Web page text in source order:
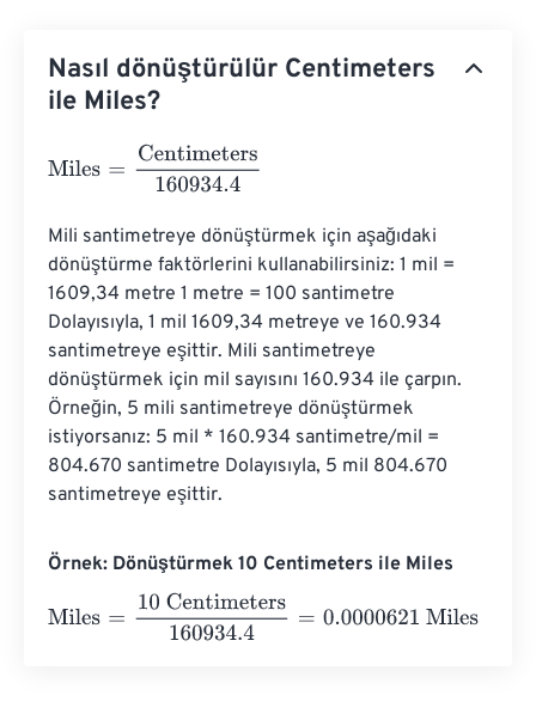
Nasıl dönüştürülür Centimeters
ile Miles?
Miles Centimeters160934.4
Mili santimetreye dönüştürmek için aşağıdaki
dönüştürme faktörlerini kullanabilirsiniz: 1 mil =
1609,34 metre 1 metre = 100 santimetre
Dolayısıyla, 1 mil 1609,34 metreye ve 160.934
santimetreye eşittir. Mili santimetreye
dönüştürmek için mil sayısını 160.934 ile çarpın.
Örneğin, 5 mili santimetreye dönüştürmek
istiyorsanız: 5 mil * 160.934 santimetre/mil =
804.670 santimetre Dolayısıyla, 5 mil 804.670
santimetreye eşittir.
Örnek: Dönüştürmek 10 Centimeters ile Miles
Miles
10 Centimeters160934.4 = 0.0000621 Miles